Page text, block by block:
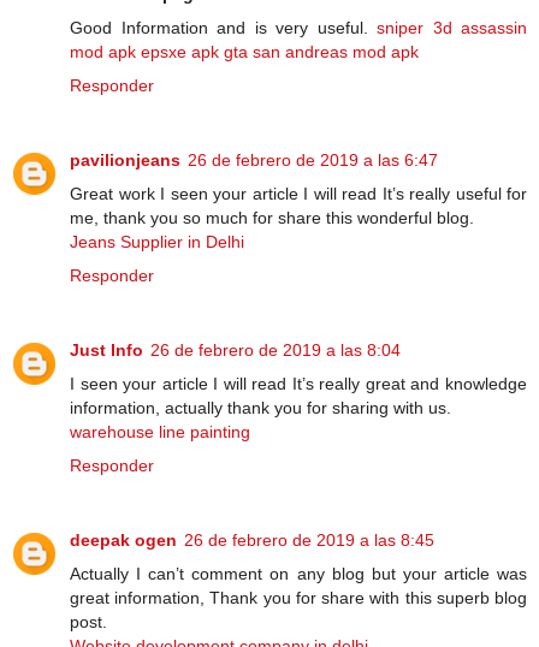
Good Information and is very useful. sniper 3d assassin
mod apk epsxe apk gta san andreas mod apk
Responder
pavilionjeans 26 de febrero de 2019 a las 6:47
Great work I seen your article I will read It’s really useful for
me, thank you so much for share this wonderful blog.
Jeans Supplier in Delhi
Responder
Just Info 26 de febrero de 2019 a las 8:04
I seen your article I will read It’s really great and knowledge
information, actually thank you for sharing with us.
warehouse line painting
Responder
deepak ogen 26 de febrero de 2019 a las 8:45
Actually I can’t comment on any blog but your article was
great information, Thank you for share with this superb blog
post.